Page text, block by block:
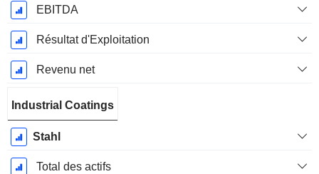
EBITDA
Résultat d'Exploitation
Revenu net
Industrial Coatings
Stahl
Total des actifs